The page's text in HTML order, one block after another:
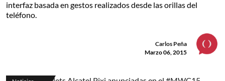
interfaz basada en gestos realizados desde las orillas del
teléfono.
Carlos Peña
Marzo 06, 2015